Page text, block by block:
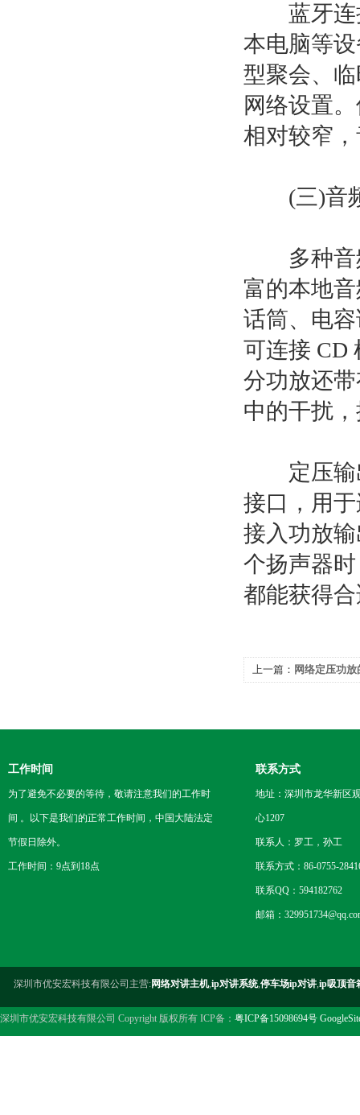
蓝牙连接
本电脑等
型聚会、
网络设置
相对较窄
(三)音频
多种音频
富的本地
话筒、电
可连接 CD
分功放还
中的干扰
定压输出
接口，用
接入功放
个扬声器
都能获得
上一篇： 网络定压功
工作时间
为了避免不必要的等待，敬请注意我们的工作时
间 。以下是我们的正常工作时间，中国大陆法定
节假日除外。
工作时间：9点到18点
联系方式
地址：深圳市龙华新区
心1207
联系人：罗工，孙工
联系方式：86-0755-
联系QQ：594182762
邮箱：
深圳市优安宏科技有限公司主营:网络对讲主机,ip对讲系统,停车场ip对讲,ip吸顶音
深圳市优安宏科技有限公司 Copyright 版权所有 ICP备： 粤ICP备15098694号